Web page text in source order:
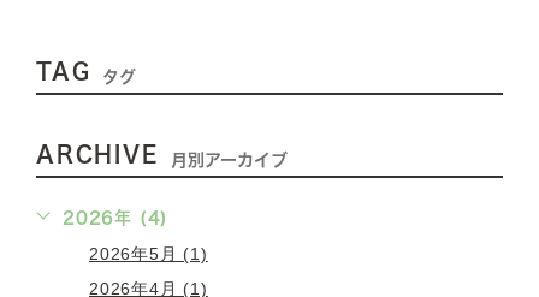
TAG タグ
ARCHIVE 月別アーカイブ
2026年 (4)
2026年5月 (1)
2026年4月 (1)